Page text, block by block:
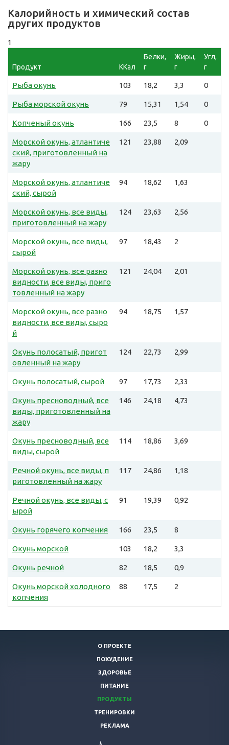
Калорийность и химический состав
других продуктов
1
Продукт ККал
Белки,
г
Жиры,
г
Угл,
г
Рыба окунь 103 18,2 3,3 0
Рыба морской окунь 79 15,31 1,54 0
Копченый окунь 166 23,5 8 0
Морской окунь, атлантиче
ский, приготовленный на
жару
121 23,88 2,09
Морской окунь, атлантиче
ский, сырой
94 18,62 1,63
Морской окунь, все виды,
приготовленный на жару
124 23,63 2,56
Морской окунь, все виды,
сырой
97 18,43 2
Морской окунь, все разно
видности, все виды, приго
товленный на жару
121 24,04 2,01
Морской окунь, все разно
видности, все виды, сыро
й
94 18,75 1,57
Окунь полосатый, пригот
овленный на жару
124 22,73 2,99
Окунь полосатый, сырой 97 17,73 2,33
Окунь пресноводный, все
виды, приготовленный на
жару
146 24,18 4,73
Окунь пресноводный, все
виды, сырой
114 18,86 3,69
Речной окунь, все виды, п
риготовленный на жару
117 24,86 1,18
Речной окунь, все виды, с
ырой
91 19,39 0,92
Окунь горячего копчения 166 23,5 8
Окунь морской 103 18,2 3,3
Окунь речной 82 18,5 0,9
Окунь морской холодного
копчения
88 17,5 2
О ПРОЕКТЕ
ПОХУДЕНИЕ
ЗДОРОВЬЕ
ПИТАНИЕ
ПРОДУКТЫ
ТРЕНИРОВКИ
РЕКЛАМА